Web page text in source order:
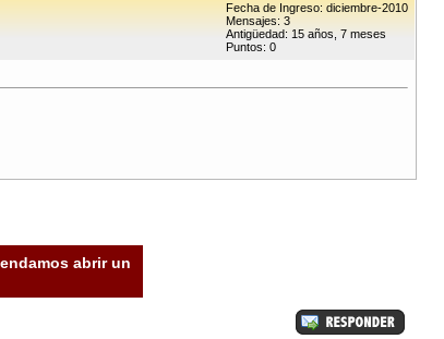
Fecha de Ingreso: diciembre-2010
Mensajes: 3
Antigüedad: 15 años, 7 meses
Puntos: 0
abrir un